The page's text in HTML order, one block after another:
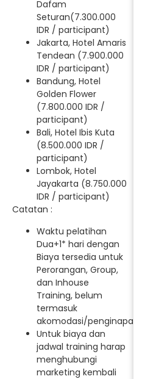
Dafam
Seturan(7.300.000
IDR / participant)
Jakarta, Hotel Amaris
Tendean (7.900.000
IDR / participant)
Bandung, Hotel
Golden Flower
(7.800.000 IDR /
participant)
Bali, Hotel Ibis Kuta
(8.500.000 IDR /
participant)
Lombok, Hotel
Jayakarta (8.750.000
IDR / participant)
Catatan :
Waktu pelatihan
Dua+1* hari dengan
Biaya tersedia untuk
Perorangan, Group,
dan Inhouse
Training, belum
termasuk
akomodasi/penginapan.
Untuk biaya dan
jadwal training harap
menghubungi
marketing kembali